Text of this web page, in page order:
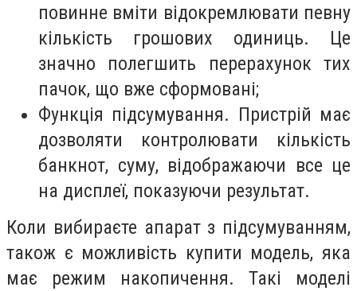
повинне вміти відокремлювати певну
кількість грошових одиниць. Це
значно полегшить перерахунок тих
пачок, що вже сформовані;
Функція підсумування. Пристрій має
дозволяти контролювати кількість
банкнот, суму, відображаючи все це
на дисплеї, показуючи результат.
Коли вибираєте апарат з підсумуванням,
також є можливість купити модель, яка
має режим накопичення. Такі моделі